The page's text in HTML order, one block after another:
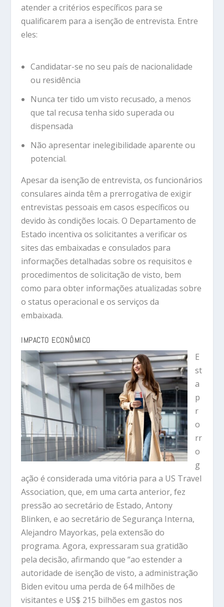
atender a critérios específicos para se
qualificarem para a isenção de entrevista. Entre
eles:
Candidatar-se no seu país de nacionalidade
ou residência
Nunca ter tido um visto recusado, a menos
que tal recusa tenha sido superada ou
dispensada
Não apresentar inelegibilidade aparente ou
potencial.
Apesar da isenção de entrevista, os funcionários
consulares ainda têm a prerrogativa de exigir
entrevistas pessoais em casos específicos ou
devido às condições locais. O Departamento de
Estado incentiva os solicitantes a verificar os
sites das embaixadas e consulados para
informações detalhadas sobre os requisitos e
procedimentos de solicitação de visto, bem
como para obter informações atualizadas sobre
o status operacional e os serviços da
embaixada.
IMPACTO ECONÔMICO
E
st
a
p
r
o
rr
o
g
ação é considerada uma vitória para a US Travel
Association, que, em uma carta anterior, fez
pressão ao secretário de Estado, Antony
Blinken, e ao secretário de Segurança Interna,
Alejandro Mayorkas, pela extensão do
programa. Agora, expressaram sua gratidão
pela decisão, afirmando que “ao estender a
autoridade de isenção de visto, a administração
Biden evitou uma perda de 64 milhões de
visitantes e US$ 215 bilhões em gastos nos